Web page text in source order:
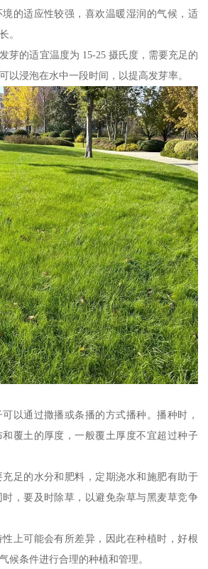
的适应性较强，喜欢温暖湿润的气候，适
。
芽的适宜温度为 15-25 摄氏度，需要充足的
以浸泡在水中一段时间，以提高发芽率。
以通过撒播或条播的方式播种。播种时，
覆土的厚度，一般覆土厚度不宜超过种子
足的水分和肥料，定期浇水和施肥有助于
，要及时除草，以避免杂草与黑麦草竞争
上可能会有所差异，因此在种植时，好根
候条件进行合理的种植和管理。